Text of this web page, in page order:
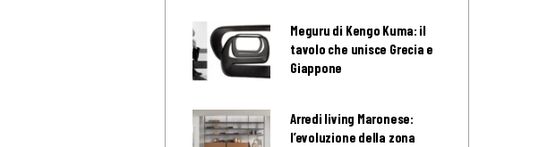
Meguru di Kengo Kuma: il
tavolo che unisce Grecia e
Giappone
Arredi living Maronese:
l’evoluzione della zona